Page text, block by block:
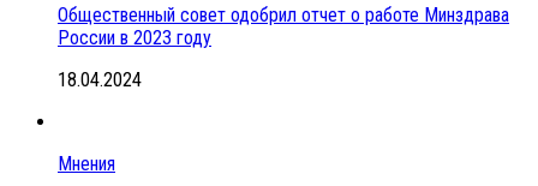
Общественный совет одобрил отчет о работе Минздрава
России в 2023 году
18.04.2024
Мнения